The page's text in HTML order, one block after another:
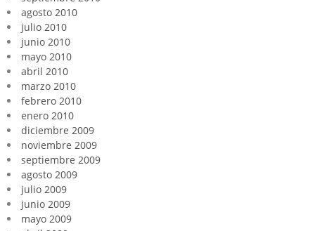
agosto 2010
julio 2010
junio 2010
mayo 2010
abril 2010
marzo 2010
febrero 2010
enero 2010
diciembre 2009
noviembre 2009
septiembre 2009
agosto 2009
julio 2009
junio 2009
mayo 2009